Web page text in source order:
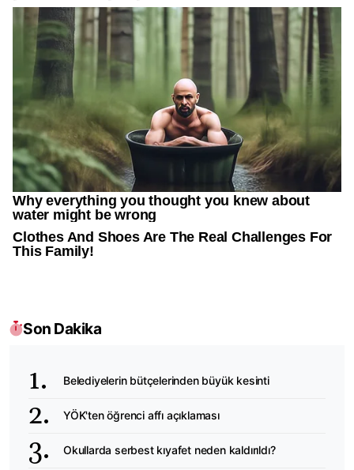
Son Dakika
Belediyelerin bütçelerinden büyük kesinti
YÖK'ten öğrenci affı açıklaması
Okullarda serbest kıyafet neden kaldırıldı?